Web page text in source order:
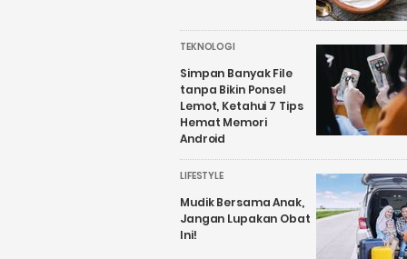
TEKNOLOGI
Simpan Banyak File
tanpa Bikin Ponsel
Lemot, Ketahui 7 Tips
Hemat Memori
Android
LIFESTYLE
Mudik Bersama Anak,
Jangan Lupakan Obat
Ini!